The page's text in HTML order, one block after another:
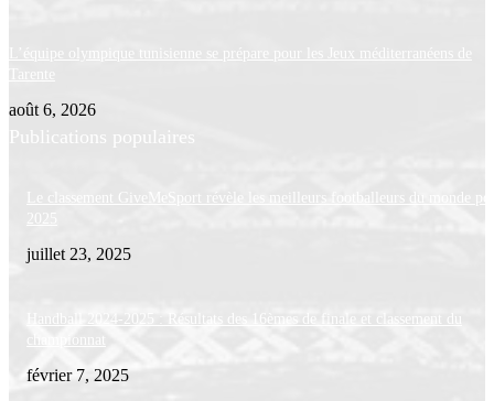
L’équipe olympique tunisienne se prépare pour les Jeux méditerranéens de
Tarente
août 6, 2026
Publications populaires
Le classement GiveMeSport révèle les meilleurs footballeurs du monde
2025
juillet 23, 2025
Handball 2024-2025 : Résultats des 16èmes de finale et classement du
championnat
février 7, 2025